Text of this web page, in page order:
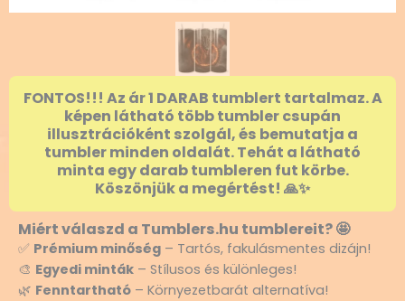
FONTOS!!! Az ár 1 DARAB tumblert tartalmaz. A
képen látható több tumbler csupán
illusztrációként szolgál, és bemutatja a
tumbler minden oldalát. Tehát a látható
minta egy darab tumbleren fut körbe.
Köszönjük a megértést! 🙏✨
Miért válaszd a Tumblers.hu tumblereit? 🤩
✅ Prémium minőség – Tartós, fakulásmentes dizájn!
🎨 Egyedi minták – Stílusos és különleges!
🌿 Fenntartható – Környezetbarát alternatíva!